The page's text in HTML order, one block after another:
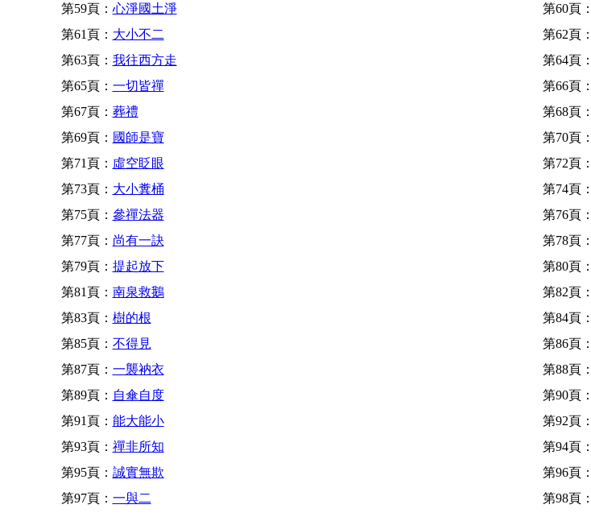
第59頁： 心淨國土淨 第60頁：
第61頁： 大小不二 第62頁：
第63頁： 我往西方走 第64頁
第65頁： 一切皆禪 第66頁：
第67頁： 葬禮 第68頁：
第69頁： 國師是寶 第70頁：
第71頁： 虛空眨眼 第72頁：
第73頁： 大小糞桶 第74頁：
第75頁： 參禪法器 第76頁：
第77頁： 尚有一訣 第78頁：
第79頁： 提起放下 第80頁：
第81頁： 南泉救鵝 第82頁：
第83頁： 樹的根 第84頁：
第85頁： 不得見 第86頁：
第87頁： 一襲衲衣 第88頁：
第89頁： 自傘自度 第90頁：
第91頁： 能大能小 第92頁：
第93頁： 禪非所知 第94頁：
第95頁： 誠實無欺 第96頁：
第97頁： 一與二 第98頁：